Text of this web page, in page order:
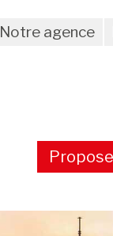
Notre agence